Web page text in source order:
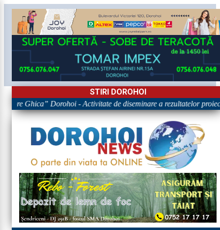
STIRI DOROHOI
Ghica” Dorohoi - Activitate de diseminare a rezultatelor